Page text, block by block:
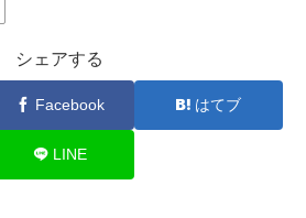
シェアする
Facebook はてブ
LINE